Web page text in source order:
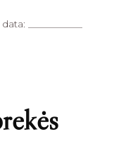
___________